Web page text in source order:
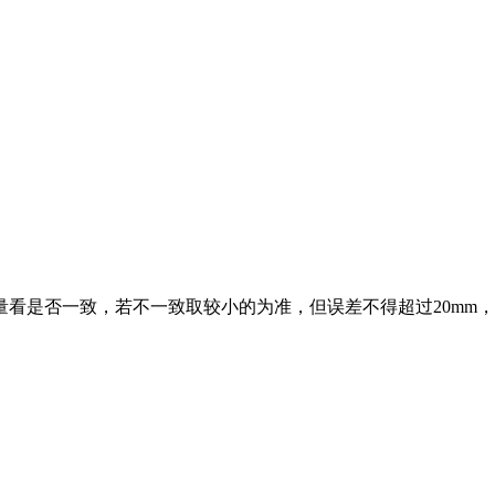
是否一致，若不一致取较小的为准，但误差不得超过20mm